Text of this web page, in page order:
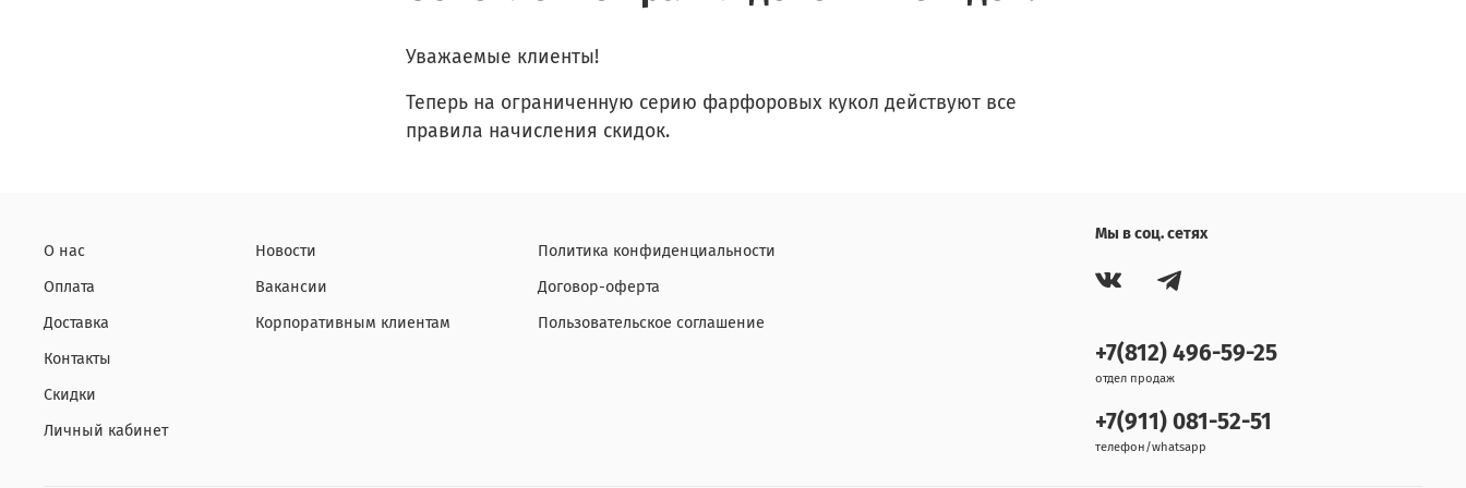
Уважаемые клиенты!
Теперь на ограниченную серию фарфоровых кукол действуют все
правила начисления скидок.
О нас
Оплата
Доставка
Контакты
Скидки
Личный кабинет
Новости
Вакансии
Корпоративным клиентам
Политика конфиденциальности
Договор-оферта
Пользовательское соглашение
Мы в соц. сетях
+7(812) 496-59-25
отдел продаж
+7(911) 081-52-51
телефон/whatsapp